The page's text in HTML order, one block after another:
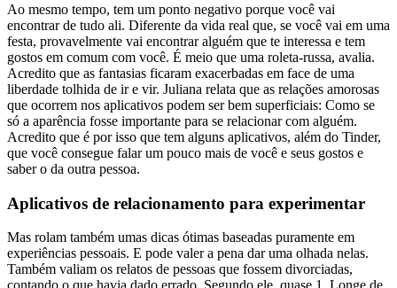
Ao mesmo tempo, tem um ponto negativo porque você vai
encontrar de tudo ali. Diferente da vida real que, se você vai em uma
festa, provavelmente vai encontrar alguém que te interessa e tem
gostos em comum com você. É meio que uma roleta-russa, avalia.
Acredito que as fantasias ficaram exacerbadas em face de uma
liberdade tolhida de ir e vir. Juliana relata que as relações amorosas
que ocorrem nos aplicativos podem ser bem superficiais: Como se
só a aparência fosse importante para se relacionar com alguém.
Acredito que é por isso que tem alguns aplicativos, além do Tinder,
que você consegue falar um pouco mais de você e seus gostos e
saber o da outra pessoa.
Aplicativos de relacionamento para experimentar
Mas rolam também umas dicas ótimas baseadas puramente em
experiências pessoais. E pode valer a pena dar uma olhada nelas.
Também valiam os relatos de pessoas que fossem divorciadas,